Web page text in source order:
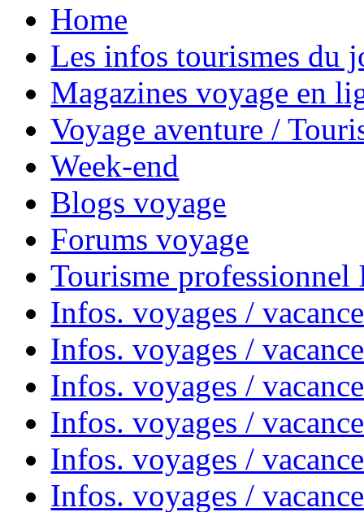
Home
Les infos tourismes du
Magazines voyage en
Voyage aventure /
Week-end
Blogs voyage
Forums voyage
Tourisme
Infos. voyages /
Infos. voyages /
Infos. voyages /
Infos. voyages /
Infos. voyages /
Infos. voyages /